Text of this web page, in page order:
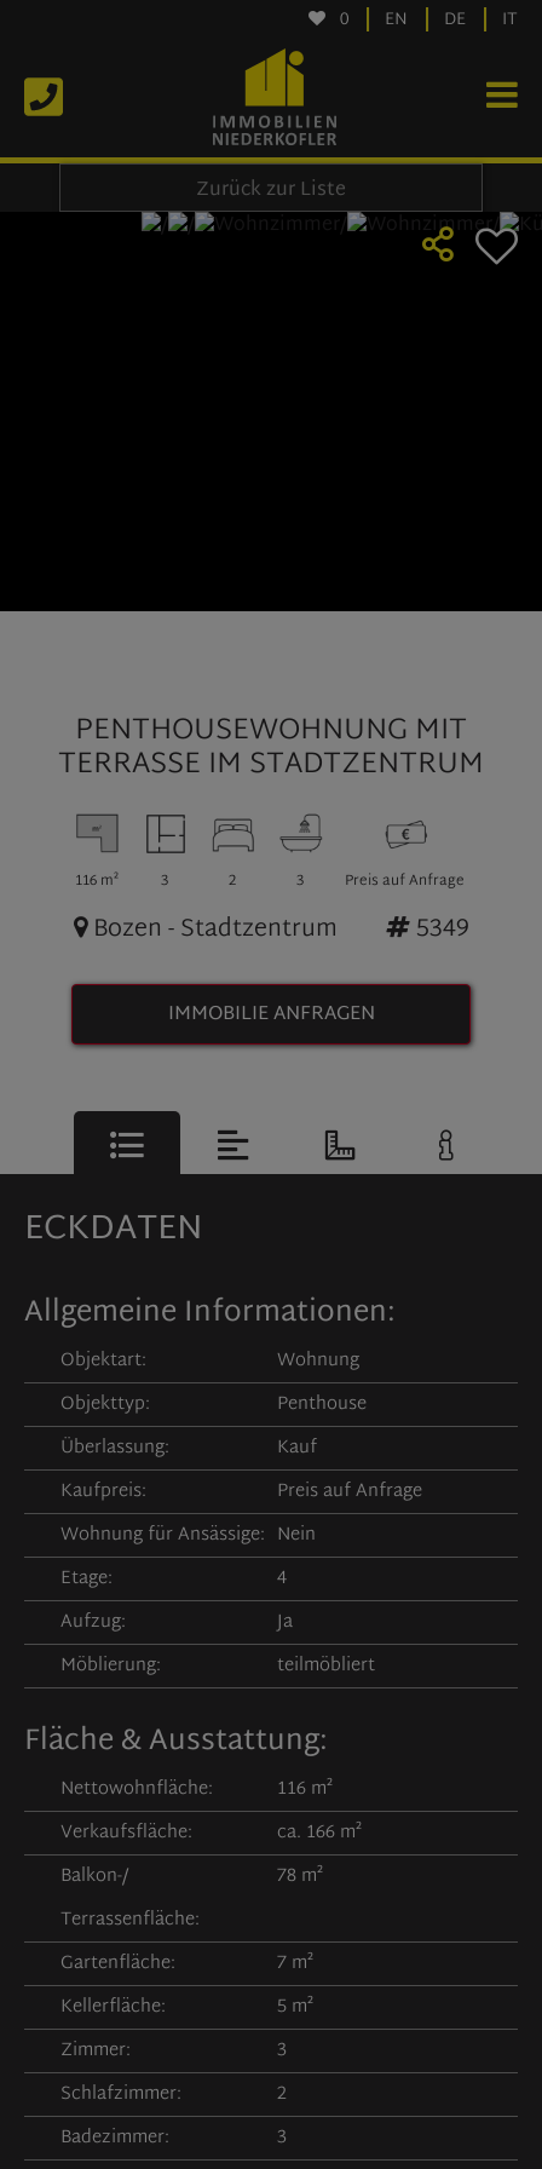
0 EN DE IT
Zurück zur Liste
PENTHOUSEWOHNUNG MIT
TERRASSE IM STADTZENTRUM
116 m² 3 2 3 Preis auf Anfrage
Bozen - Stadtzentrum 5349
IMMOBILIE ANFRAGEN
ECKDATEN
Allgemeine Informationen:
Objektart:
Wohnung
Objekttyp:
Penthouse
Überlassung:
Kauf
Kaufpreis:
Preis auf Anfrage
Wohnung für Ansässige: Nein
Etage:
4
Aufzug:
Ja
Möblierung:
teilmöbliert
Fläche & Ausstattung:
Nettowohnfläche:
116 m²
Verkaufsfläche:
ca. 166 m²
Balkon-/
Terrassenfläche:
78 m²
Gartenfläche:
7 m²
Kellerfläche:
5 m²
Zimmer:
3
Schlafzimmer:
2
Badezimmer:
3